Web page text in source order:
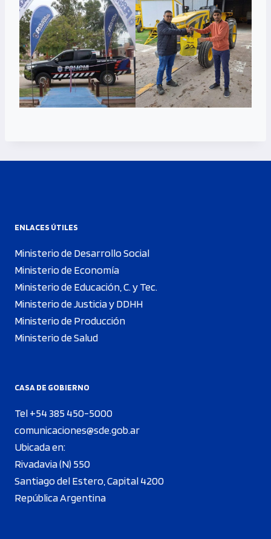
ENLACES ÚTILES
Ministerio de Desarrollo Social
Ministerio de Economía
Ministerio de Educación, C. y Tec.
Ministerio de Justicia y DDHH
Ministerio de Producción
Ministerio de Salud
CASA DE GOBIERNO
Tel +54 385 450-5000
comunicaciones@sde.gob.ar
Ubicada en:
Rivadavia (N) 550
Santiago del Estero, Capital 4200
República Argentina